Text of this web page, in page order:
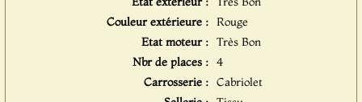
Couleur extérieure : Rouge
Etat moteur : Très Bon
Nbr de places : 4
Carrosserie : Cabriolet